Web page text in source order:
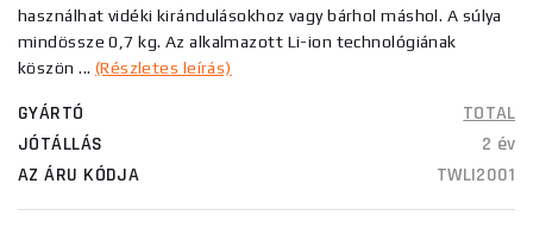
használhat vidéki kirándulásokhoz vagy bárhol máshol. A súlya
mindössze 0,7 kg. Az alkalmazott Li-ion technológiának
köszön ... (Részletes leírás)
GYÁRTÓ
TOTAL
JÓTÁLLÁS
2 év
AZ ÁRU KÓDJA
TWLI2001